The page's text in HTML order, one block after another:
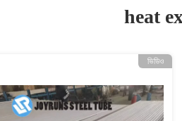
heat
ভিডিও